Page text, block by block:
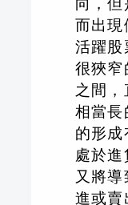
而出現
活躍股
很狹
之間
相當長
的形
處於
又將
進或